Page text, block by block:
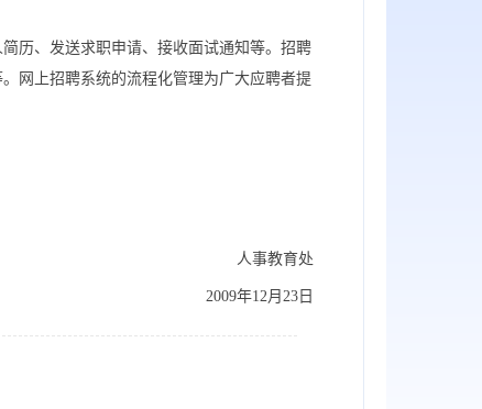
历、发送求职申请、接收面试通知等。招聘
网上招聘系统的流程化管理为广大应聘者提
人事教育处
年12月23日